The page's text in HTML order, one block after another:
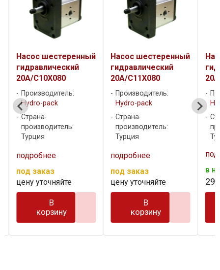
Насос шестеренный
гидравлический
20A/C11X080
Производитель:
Hydro-pack
Страна-
производитель:
Турция
подробнее
под заказ
цену уточняйте
В
корзину
Насос шестеренный
гидравлический
20A/C12X080
Производитель:
Hydro-pack
Страна-
производитель:
Турция
подробнее
в наличии
295.46бел. руб.
В
корзину